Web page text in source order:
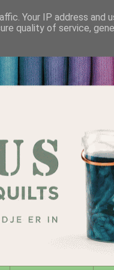
Your IP address and
quality of service,